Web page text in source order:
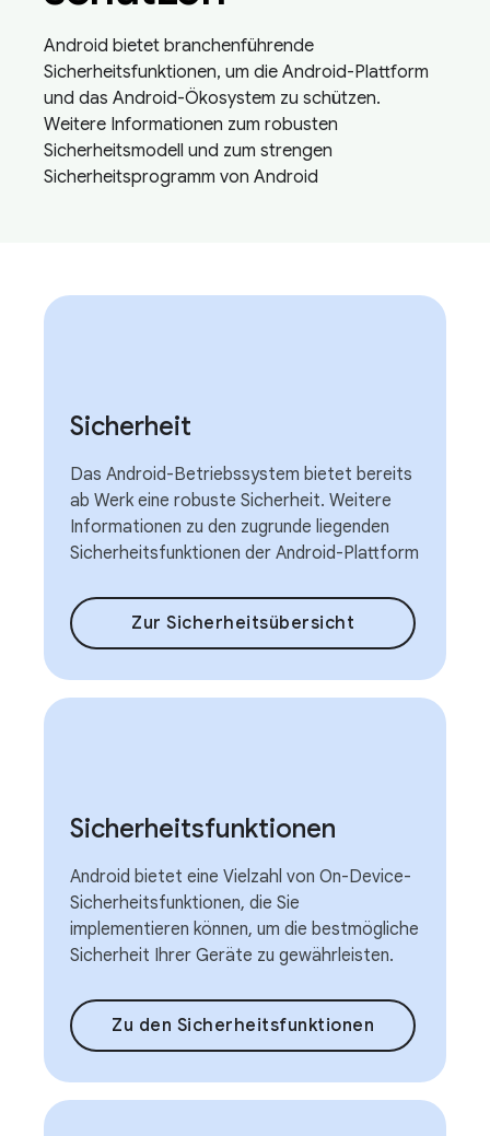
Android bietet branchenführende
Sicherheitsfunktionen, um die Android-Plattform
und das Android-Ökosystem zu schützen.
Weitere Informationen zum robusten
Sicherheitsmodell und zum strengen
Sicherheitsprogramm von Android
Sicherheit
Das Android-Betriebssystem bietet bereits
ab Werk eine robuste Sicherheit. Weitere
Informationen zu den zugrunde liegenden
Sicherheitsfunktionen der Android-Plattform
Zur Sicherheitsübersicht
Sicherheitsfunktionen
Android bietet eine Vielzahl von On-Device-
Sicherheitsfunktionen, die Sie
implementieren können, um die bestmögliche
Sicherheit Ihrer Geräte zu gewährleisten.
Zu den Sicherheitsfunktionen